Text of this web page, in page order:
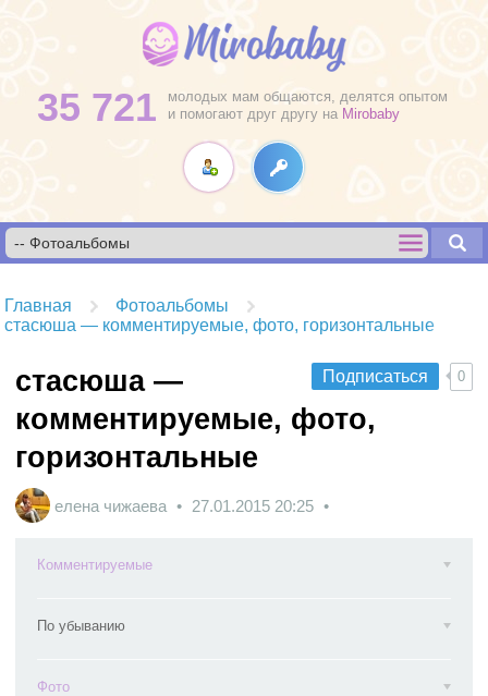
35 721
молодых мам общаются, делятся опытом
и помогают друг другу на Mirobaby
Главная
Фотоальбомы
стасюша — комментируемые, фото, горизонтальные
Подписаться 0
стасюша —
комментируемые, фото,
горизонтальные
елена чижаева 27.01.2015 20:25
Комментируемые
По убыванию
Фото